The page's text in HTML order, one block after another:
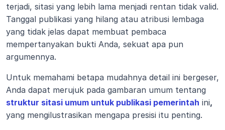
terjadi, sitasi yang lebih lama menjadi rentan tidak valid.
Tanggal publikasi yang hilang atau atribusi lembaga
yang tidak jelas dapat membuat pembaca
mempertanyakan bukti Anda, sekuat apa pun
argumennya.
Untuk memahami betapa mudahnya detail ini bergeser,
struktur sitasi umum untuk publikasi pemerintah ini,
yang mengilustrasikan mengapa presisi itu penting.